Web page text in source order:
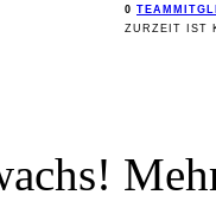
0
ZURZEIT IST